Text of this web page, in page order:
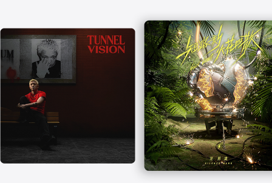
口
中
打
开)